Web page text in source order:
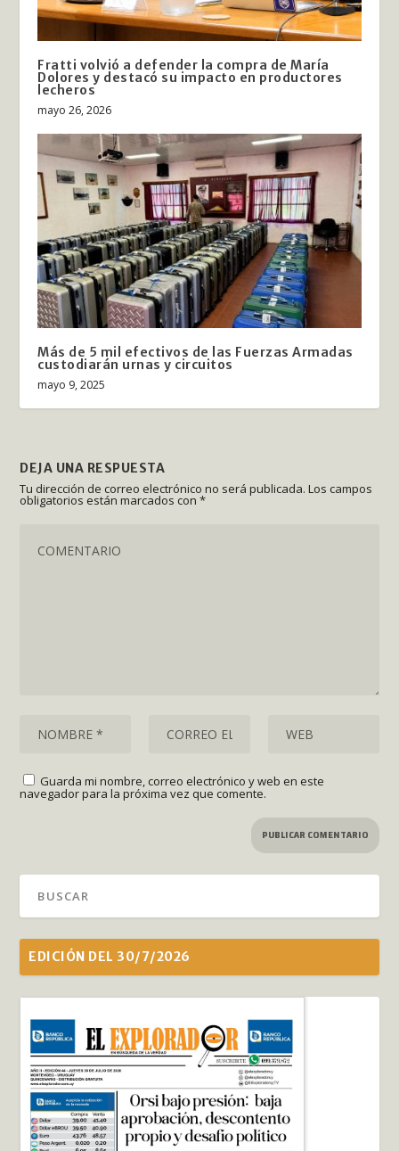
Fratti volvió a defender la compra de María
Dolores y destacó su impacto en productores
lecheros
mayo 26, 2026
Más de 5 mil efectivos de las Fuerzas Armadas
custodiarán urnas y circuitos
mayo 9, 2025
DEJA UNA RESPUESTA
Tu dirección de correo electrónico no será publicada. Los campos
obligatorios están marcados con*
Guarda mi nombre, correo electrónico y web en este
navegador para la próxima vez que comente.
EDICIÓN DEL 30/7/2026